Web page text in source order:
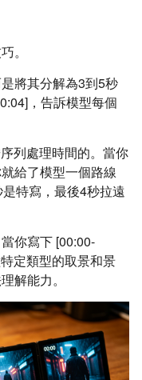
。
將其分解為3到5秒
，告訴模型每個
列處理時間的。當你
給了模型一個路線
特寫，最後4秒拉遠
你寫下 [00:00-
定類型的取景和景
解能力。